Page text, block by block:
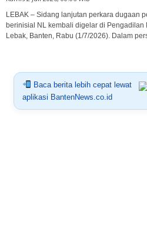
LEBAK – Sidang lanjutan perkara dugaan
berinisial NL kembali digelar di Pengadilan
Lebak, Banten, Rabu (1/7/2026). Dalam
Baca berita lebih cepat lewat
aplikasi BantenNews.co.id